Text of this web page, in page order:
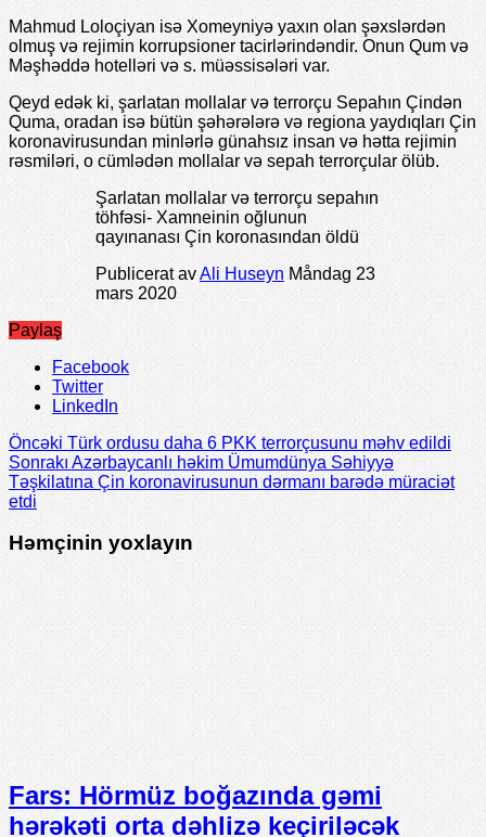
Mahmud Loloçiyan isə Xomeyniyə yaxın olan şəxslərdən
olmuş və rejimin korrupsioner tacirlərindəndir. Onun Qum və
Məşhəddə hotelləri və s. müəssisələri var.
Qeyd edək ki, şarlatan mollalar və terrorçu Sepahın Çindən
Quma, oradan isə bütün şəhərələrə və regiona yaydıqları Çin
koronavirusundan minlərlə günahsız insan və hətta rejimin
rəsmiləri, o cümlədən mollalar və sepah terrorçular ölüb.
Şarlatan mollalar və terrorçu sepahın
töhfəsi- Xamneinin oğlunun
qayınanası Çin koronasından öldü
Publicerat avAli Huseyn Måndag 23
mars 2020
Paylaş
Facebook
Twitter
LinkedIn
Öncəki Türk ordusu daha 6 PKK terrorçusunu məhv edildi
Sonrakı Azərbaycanlı həkim Ümumdünya Səhiyyə
Təşkilatına Çin koronavirusunun dərmanı barədə müraciət
etdi
Həmçinin yoxlayın
Fars: Hörmüz boğazında gəmi
hərəkəti orta dəhlizə keçiriləcək